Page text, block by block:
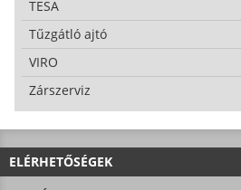
TESA
Tűzgátló ajtó
VIRO
Zárszerviz
ELÉRHETŐSÉGEK